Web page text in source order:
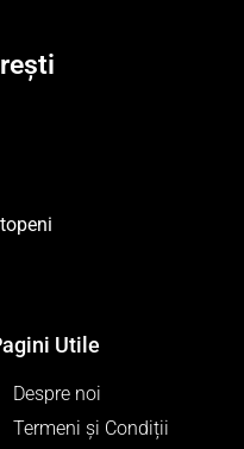
Utile
Despre noi
Termeni și Condiții